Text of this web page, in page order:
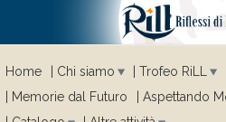
Home Chi siamo Trofeo RiLL
Memorie dal Futuro
Aspettando